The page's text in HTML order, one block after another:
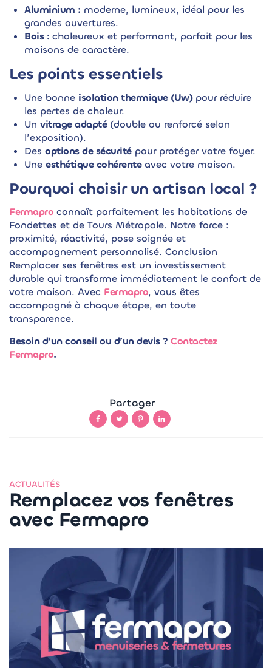
Aluminium : moderne, lumineux, idéal pour les
grandes ouvertures.
Bois : chaleureux et performant, parfait pour les
maisons de caractère.
Les points essentiels
Une bonne isolation thermique (Uw)pour réduire
les pertes de chaleur.
Un vitrage adapté(double ou renforcé selon
l’exposition).
Des options de sécuritépour protéger votre foyer.
Une esthétique cohérenteavec votre maison.
Pourquoi choisir un artisan local ?
Fermapro connaît parfaitement les habitations de
Fondettes et de Tours Métropole. Notre force :
proximité, réactivité, pose soignée et
accompagnement personnalisé. Conclusion
Remplacer ses fenêtres est un investissement
durable qui transforme immédiatement le confort de
votre maison. Avec Fermapro, vous êtes
accompagné à chaque étape, en toute
transparence.
Besoin d’un conseil ou d’un devis ? Contactez
Fermapro.
Partager
ACTUALITÉS
Remplacez vos fenêtres
avec Fermapro